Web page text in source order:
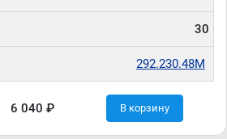
30
292.230.48M
6 040 ₽ В корзину